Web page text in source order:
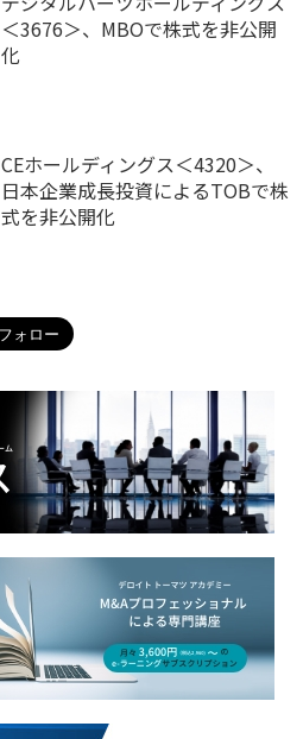
＜3676＞、MBOで株式を非公開
化
CEホールディングス＜4320＞、
日本企業成長投資によるTOBで株
式を非公開化